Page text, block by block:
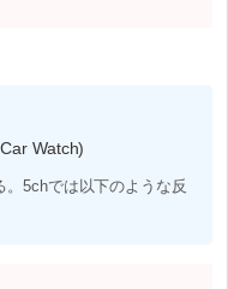
Watch)
。5chでは以下のような反